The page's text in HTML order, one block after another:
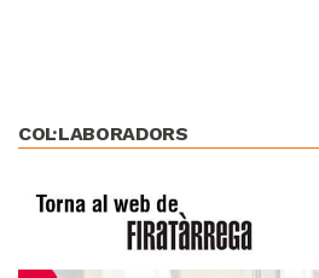
COL·LABORADORS